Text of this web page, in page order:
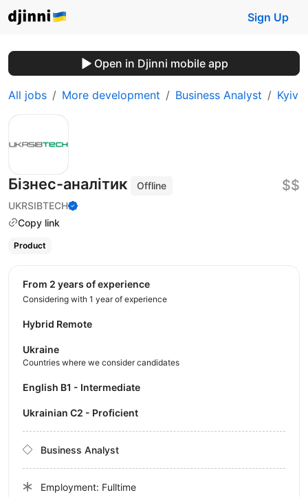
Sign Up
Open in Djinni mobile app
All jobs More development Business Analyst Kyiv
Бізнес-аналітик
Offline
UKRSIBTECH
Copy link
$$
Product
from 2 years of experience
Considering with 1 year of experience
Hybrid Remote
Ukraine
Countries where we consider candidates
English B1 - Intermediate
Ukrainian C2 - Proficient
Business Analyst
Employment: Fulltime